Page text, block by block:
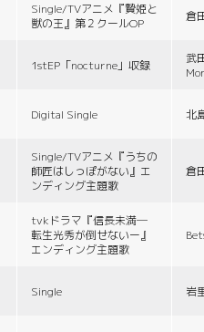
Single/TVアニメ『贄姫と
獣の王』第２クールOP
倉
1stEP「nocturne」収録
武
Digital Single 北
Single/TVアニメ『うちの
師匠はしっぽがない』エ
ンディング主題歌
倉
tvkドラマ『信長未満―
転生光秀が倒せないー』
エンディング主題歌
Single 岩